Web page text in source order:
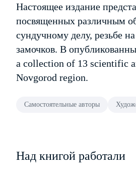
Настоящее издание
посвященных различным
сундучному делу, резьбе
замочков. В
a collection of 13 scientific
Novgorod region.
Самостоятельные авторы
Над книгой работали